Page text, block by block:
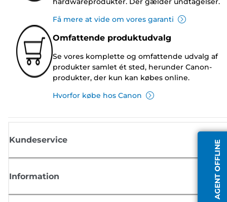
AGENT OFFLINE
Få mere at vide om vores garanti
Omfattende produktudvalg
Se vores komplette og omfattende udvalg af
produkter samlet ét sted, herunder Canon-
produkter, der kun kan købes online.
Hvorfor købe hos Canon
Kundeservice
Information